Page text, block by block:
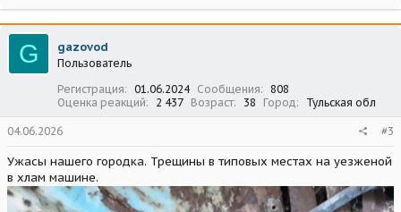
а
к
ц
и
и
G gazovod
Пользователь
Регистрация
01.06.2024 Сообщения
808
Оценка реакций
2 437 Возраст 38 Город Тульская обл
04.06.2026 #3
Ужасы нашего городка. Трещины в типовых местах на уезженой
в хлам машине.